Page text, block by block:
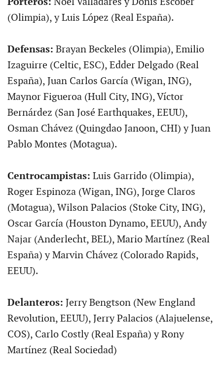
(Olimpia), y Luis López (Real España).
Defensas: Brayan Beckeles (Olimpia), Emilio
Izaguirre (Celtic, ESC), Edder Delgado (Real
España), Juan Carlos García (Wigan, ING),
Maynor Figueroa (Hull City, ING), Víctor
Bernárdez (San José Earthquakes, EEUU),
Osman Chávez (Quingdao Janoon, CHI) y Juan
Pablo Montes (Motagua).
Centrocampistas: Luis Garrido (Olimpia),
Roger Espinoza (Wigan, ING), Jorge Claros
(Motagua), Wilson Palacios (Stoke City, ING),
Oscar García (Houston Dynamo, EEUU), Andy
Najar (Anderlecht, BEL), Mario Martínez (Real
España) y Marvin Chávez (Colorado Rapids,
EEUU).
Delanteros: Jerry Bengtson (New England
Revolution, EEUU), Jerry Palacios (Alajuelense,
COS), Carlo Costly (Real España) y Rony
Martínez (Real Sociedad)